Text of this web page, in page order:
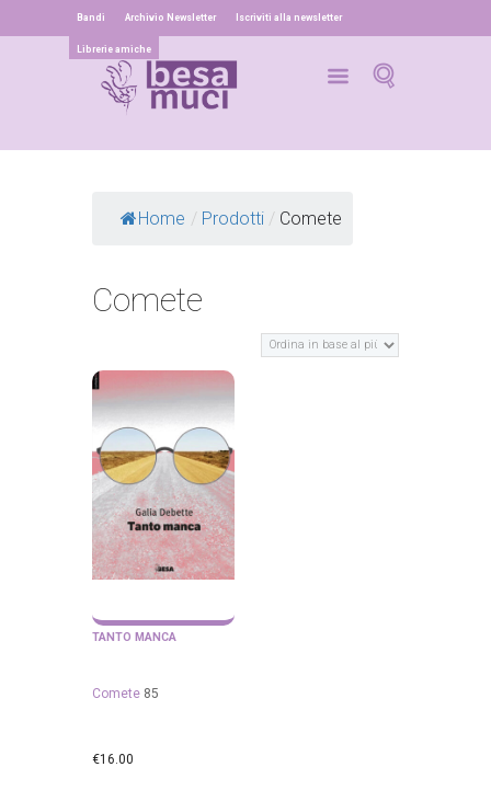
Bandi Archivio Newsletter Iscriviti alla newsletter
Librerie amiche
Home / Prodotti / Comete
Comete
TANTO MANCA
Comete 85
€16.00